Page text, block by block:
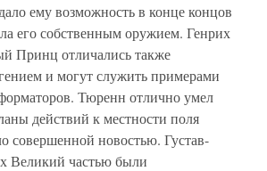
ему возможность в конце концов
его собственным оружием. Генрих
Принц отличались также
и могут служить примерами
Тюренн отлично умел
действий к местности поля
совершенной новостью. Густав-
Великий частью были